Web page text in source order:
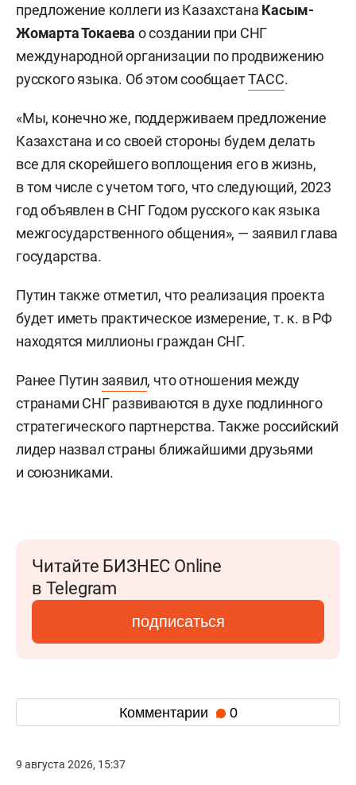
предложение коллеги из Казахстана Касым-
Жомарта Токаева о создании при СНГ
международной организации по продвижению
русского языка. Об этом сообщаетТАСС.
«Мы, конечно же, поддерживаем предложение
Казахстана и со своей стороны будем делать
все для скорейшего воплощения его в жизнь,
в том числе с учетом того, что следующий, 2023
год объявлен в СНГ Годом русского как языка
межгосударственного общения», — заявил глава
государства.
Путин также отметил, что реализация проекта
будет иметь практическое измерение, т. к. в РФ
находятся миллионы граждан СНГ.
Ранее Путин заявил, что отношения между
странами СНГ развиваются в духе подлинного
стратегического партнерства. Также российский
лидер назвал страны ближайшими друзьями
и союзниками.
Читайте БИЗНЕС Online
в Telegram
подписаться
Комментарии 0
9 августа 2026, 15:37